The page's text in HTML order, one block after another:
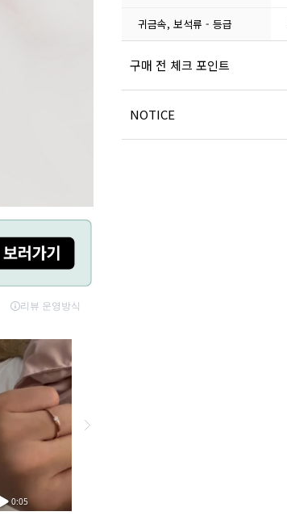
귀금속, 보석류 - 등급
구매 전 체크 포인트
NOTICE